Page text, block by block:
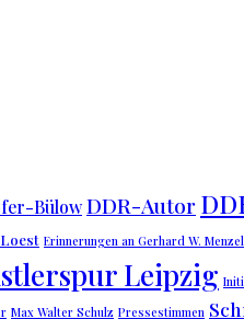
BülowDDR-Autor
Erinnerungen an Gerhard W. Menzel
Leipzig
Max Walter Schulz Pressestimmen